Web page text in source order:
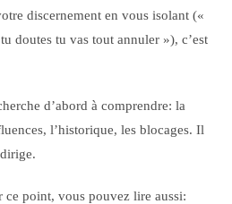
discernement en vous isolant («
doutes tu vas tout annuler »), c’est
d’abord à comprendre: la
l’historique, les blocages. Il
point, vous pouvez lire aussi: